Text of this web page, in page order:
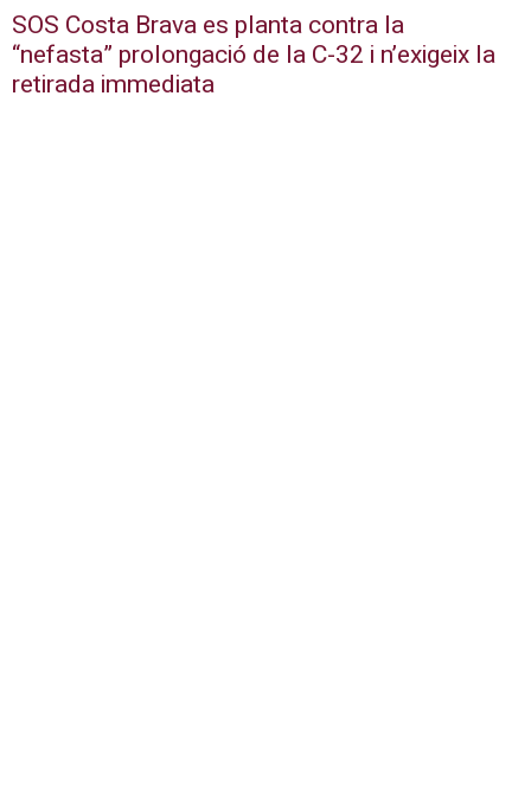
SOS Costa Brava es planta contra la
“nefasta” prolongació de la C-32 i n’exigeix la
retirada immediata